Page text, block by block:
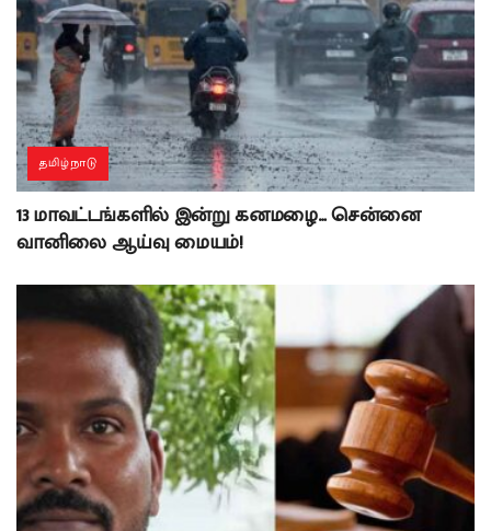
தமிழ்நாடு
13 மாவட்டங்களில் இன்று கனமழை… சென்னை
வானிலை ஆய்வு மையம்!